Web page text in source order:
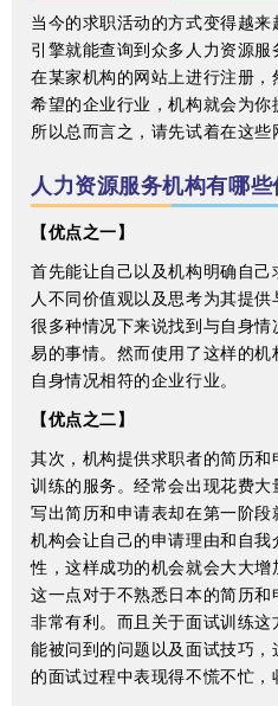
当今的求职活动的方式变得越
引擎就能查询到众多人力资源服
在某家机构的网站上进行注册
希望的企业行业，机构就会为你
所以总而言之，请先试着在这些
人力资源服务机构有哪些
【优点之一】
首先能让自己以及机构明确自
人不同价值观以及思考为其提
很多种情况下来说找到与自身
易的事情。然而使用了这样的
自身情况相符的企业行业。
【优点之二】
其次，机构提供求职者的简历
训练的服务。经常会出现花费
写出简历和申请表却在第一阶
机构会让自己的申请理由和自
性，这样成功的机会就会大大增
这一点对于不熟悉日本的简历
非常有利。而且关于面试训练
能被问到的问题以及面试技巧
的面试过程中表现得不慌不忙，